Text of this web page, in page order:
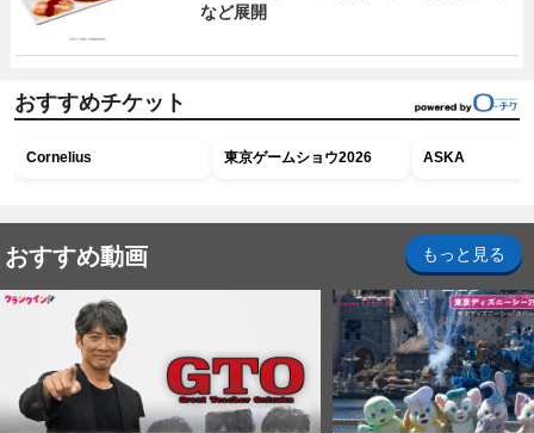
など展開
おすすめチケット
Cornelius 東京ゲームショウ2026 ASKA
おすすめ動画 もっと見る